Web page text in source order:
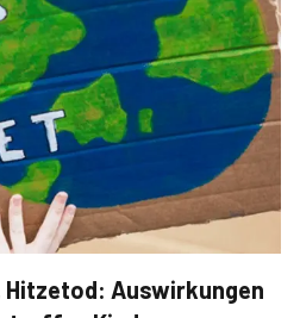
Hitzetod: Auswirkungen